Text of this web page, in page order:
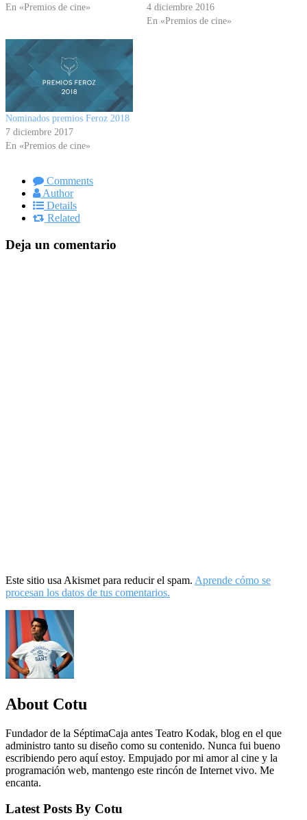
En «Premios de cine»
4 diciembre 2016
En «Premios de cine»
Nominados premios Feroz 2018
7 diciembre 2017
En «Premios de cine»
Comments
Author
Details
Related
Deja un comentario
Este sitio usa Akismet para reducir el spam. Aprende cómo se
procesan los datos de tus comentarios.
About Cotu
Fundador de la SéptimaCaja antes Teatro Kodak, blog en el que
administro tanto su diseño como su contenido. Nunca fui bueno
escribiendo pero aquí estoy. Empujado por mi amor al cine y la
programación web, mantengo este rincón de Internet vivo. Me
encanta.
Latest Posts By Cotu